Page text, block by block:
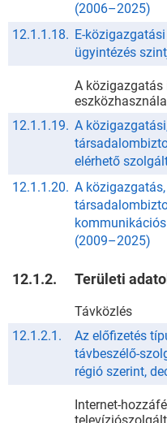
(2006–2025)
12.1.1.18. E-
ügyintézés
A
12.1.1.19. A
elérhető
12.1.1.20. A
(2009–2025)
12.1.2. Területi
Távközlés
12.1.2.1.
Az előfizetés
távbeszélő-
régió szerint,
Internet-